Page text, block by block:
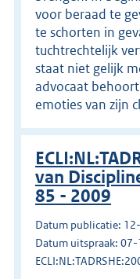
voor beraad te
te schorten in
tuchtrechtelijk
staat niet gelijk
advocaat
emoties van zijn
van
85 - 2009
Datum publicatie:
Datum uitspraak: